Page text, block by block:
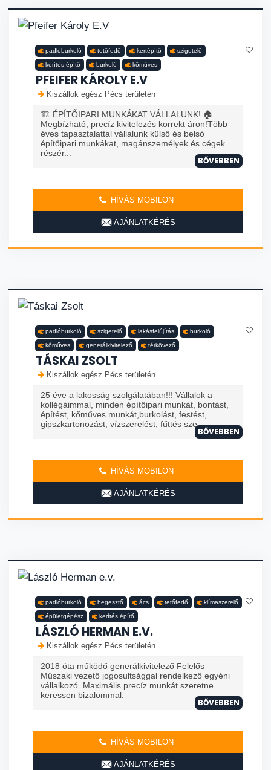
padlóburkoló tetőfedő kertépítő szigetelő
kerítés építő burkoló kőműves
PFEIFER KÁROLY E.V
Kiszállok egész Pécs területén
🏗️ ÉPÍTŐIPARI MUNKÁKAT VÁLLALUNK! 🏠
Megbízható, precíz kivitelezés korrekt áron!Több
éves tapasztalattal vállalunk külső és belső
építőipari munkákat, magánszemélyek és cégek
részér...
BŐVEBBEN
HÍVÁS MOBILON
AJÁNLATKÉRÉS
padlóburkoló szigetelő lakásfelújítás burkoló
kőműves generálkivitelező térkövező
TÁSKAI ZSOLT
Kiszállok egész Pécs területén
25 éve a lakosság szolgálatában!!! Vállalok a
kollégáimmal, minden építőipari munkát, bontást,
építést, kőműves munkát,burkolást, festést,
gipszkartonozást, vízszerelést, fűttés sze...
BŐVEBBEN
HÍVÁS MOBILON
AJÁNLATKÉRÉS
padlóburkoló hegesztő ács tetőfedő klímaszerelő
épületgépész kerítés építő
LÁSZLÓ HERMAN E.V.
Kiszállok egész Pécs területén
2018 óta működő generálkivitelező Felelős
Műszaki vezető jogosultsággal rendelkező egyéni
vállalkozó. Maximális precíz munkát szeretne
keressen bizalommal.
BŐVEBBEN
HÍVÁS MOBILON
AJÁNLATKÉRÉS